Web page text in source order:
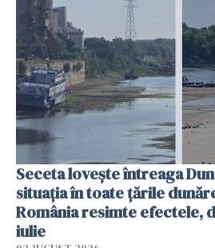
Seceta lovește întreaga
situația în toate țările
România resimte efectele,
iulie